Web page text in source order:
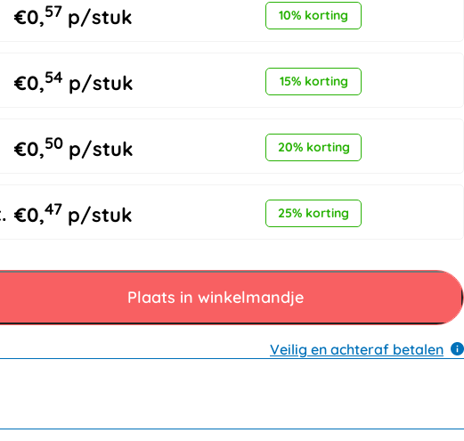
€0,57 p/stuk 10% korting
€0,54 p/stuk 15% korting
€0,50 p/stuk 20% korting
€0,47 p/stuk 25% korting
Plaats in winkelmandje
Veilig en achteraf betalen